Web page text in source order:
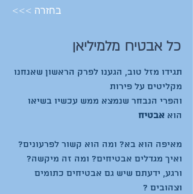
<<< בחזרה
כל אבטיח מלמיליאן
תגידו מזל טוב, הגענו לפרק הראשון שאנחנו
והפרי הנבחר שנמצא ממש עכשיו בשיאו
הוא אבטיח
ורגע, ידעתם שיש גם אבטיחים כתומים